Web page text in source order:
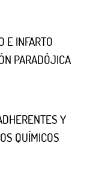
E INFARTO
PARADÓJICA
Y
QUÍMICOS